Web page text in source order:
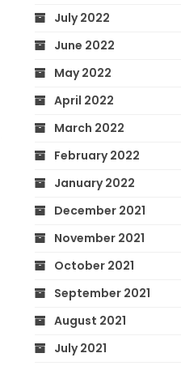
July 2022
June 2022
May 2022
April 2022
March 2022
February 2022
January 2022
December 2021
November 2021
October 2021
September 2021
August 2021
July 2021